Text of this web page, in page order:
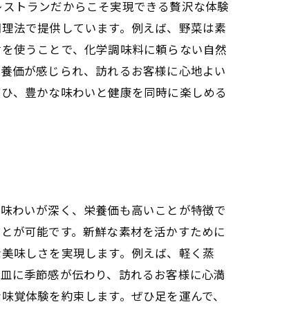
トランだからこそ実現できる贅沢な体験
法で提供しています。例えば、野菜は素
使うことで、化学調味料に頼らない自然
価が感じられ、訪れるお客様に心地よい
、豊かな味わいと健康を同時に楽しめる
わいが深く、栄養価も高いことが特徴で
が可能です。新鮮な素材を活かすために
味しさを実現します。例えば、軽く蒸
に季節感が伝わり、訪れるお客様に心満
覚体験を約束します。ぜひ足を運んで、